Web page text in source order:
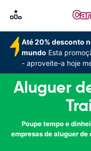
Até 20% desconto
mundo Esta
- aproveite-a hoje
Aluguer
Poupe tempo e
empresas de aluguer